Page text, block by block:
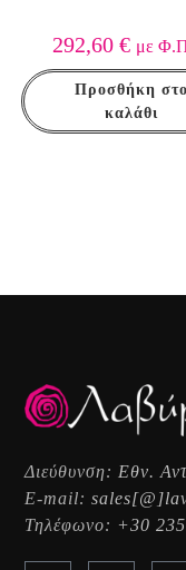
292,60 € με
Προσθήκη στο
καλάθι
Διεύθυνση: Εθν.
E-mail:
Τηλέφωνο: +30